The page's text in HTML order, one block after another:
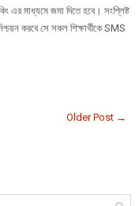
এর মাধ্যমে জমা দিতে হবে। সংশ্লিষ্ট
করবে সে সকল শিক্ষার্থীকে SMS
Older Post →